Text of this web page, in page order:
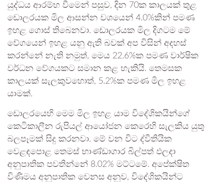
යුද්ධය ආරම්භ වීමෙන් පසුව, දින 70ක කාලයක් තුළ
ඩොලරයක මිල ආසන්න වශයෙන් 4.0%කින් පමණ
ඉහළ ගොස් තිබෙනවා. ඩොලරයක මිල දිගටම මේ
වේගයෙන් ඉහළ යනු ඇති බවක් අප විසින් අදහස්
කරන්නේ නැති නමුත්, මෙය 22.6%ක පමණ වාර්ෂික
වර්ධන වේගයකට සමාන කළ හැකියි. තෙමසක
කාලයක් සැලකුවහොත්, 5.2%ක පමණ මිල ඉහළ
යාමක්.
ඩොලරයෙහි මෙම මිල ඉහළ යාම විදේශිකයින්ගේ
කෙටිකාලීන රුපියල් ආයෝජන කෙරෙහි සැලකිය යුතු
බලපෑමක් සිදු කරනවා. මේ වන විට ද්වීතියික
වෙළඳපොළ තෙමස් භාණ්ඩාගාර බිල්පත් ඵලදා
අනුපාතික පවතින්නේ 8.02% මට්ටමේ. අපේක්ෂිත
විණිමය අනුපාතික වෙනස අනුව, විදේශිකයින්ට